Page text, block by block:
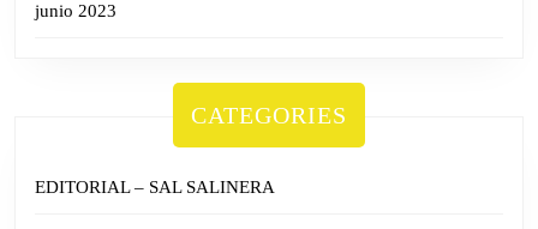
junio 2023
CATEGORIES
EDITORIAL – SAL SALINERA